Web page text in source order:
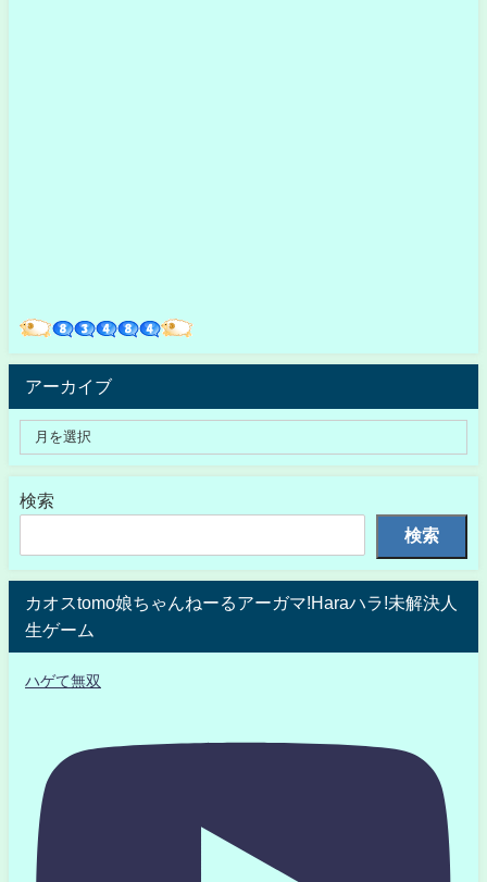
アーカイブ
検索
検索
カオスtomo娘ちゃんねーるアーガマ!Haraハラ!未解決人
生ゲーム
ハゲて無双